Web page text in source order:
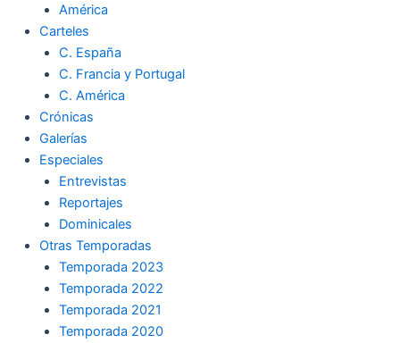
América
Carteles
C. España
C. Francia y Portugal
C. América
Crónicas
Galerías
Especiales
Entrevistas
Reportajes
Dominicales
Otras Temporadas
Temporada 2023
Temporada 2022
Temporada 2021
Temporada 2020